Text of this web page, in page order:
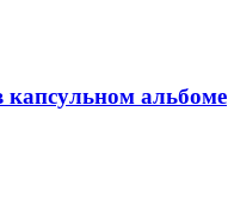
капсульном альбоме